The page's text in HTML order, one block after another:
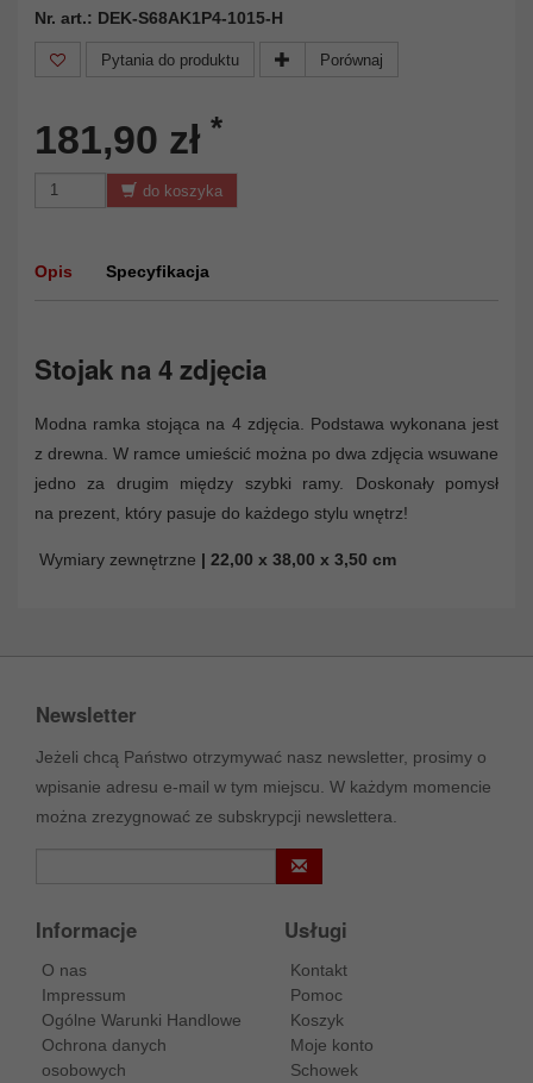
Nr. art.: DEK-S68AK1P4-1015-H
Pytania do produktu Porównaj
181,90 zł *
do koszyka
Opis Specyfikacja
Stojak na 4 zdjęcia
Modna ramka stojąca na 4 zdjęcia. Podstawa wykonana jest
z drewna. W ramce umieścić można po dwa zdjęcia wsuwane
jedno za drugim między szybki ramy. Doskonały pomysł
na prezent, który pasuje do każdego stylu wnętrz!
Wymiary zewnętrzne | 22,00 x 38,00 x 3,50 cm
Newsletter
Jeżeli chcą Państwo otrzymywać nasz newsletter, prosimy o
wpisanie adresu e-mail w tym miejscu. W każdym momencie
można zrezygnować ze subskrypcji newslettera.
Informacje
O nas
Impressum
Ogólne Warunki Handlowe
Ochrona danych
osobowych
Usługi
Kontakt
Pomoc
Koszyk
Moje konto
Schowek